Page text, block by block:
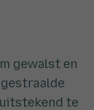
gewalst en
te